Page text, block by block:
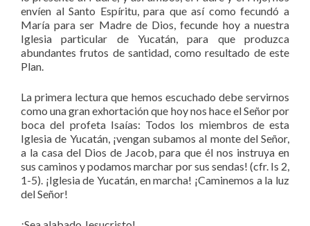
envíen al Santo Espíritu, para que así como fecundó a
María para ser Madre de Dios, fecunde hoy a nuestra
Iglesia particular de Yucatán, para que produzca
abundantes frutos de santidad, como resultado de este
Plan.
La primera lectura que hemos escuchado debe servirnos
como una gran exhortación que hoy nos hace el Señor por
boca del profeta Isaías: Todos los miembros de esta
Iglesia de Yucatán, ¡vengan subamos al monte del Señor,
a la casa del Dios de Jacob, para que él nos instruya en
sus caminos y podamos marchar por sus sendas! (cfr. Is 2,
1-5). ¡Iglesia de Yucatán, en marcha! ¡Caminemos a la luz
del Señor!